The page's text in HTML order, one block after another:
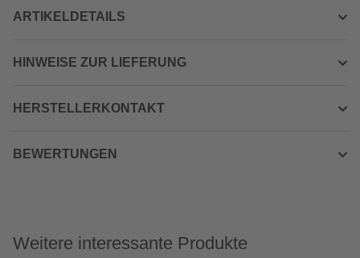
ARTIKELDETAILS
HINWEISE ZUR LIEFERUNG
HERSTELLERKONTAKT
BEWERTUNGEN
Weitere interessante Produkte